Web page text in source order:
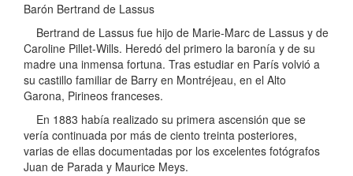
Barón Bertrand de Lassus
Bertrand de Lassus fue hijo de Marie-Marc de Lassus y de
Caroline Pillet-Wills. Heredó del primero la baronía y de su
madre una inmensa fortuna. Tras estudiar en París volvió a
su castillo familiar de Barry en Montréjeau, en el Alto
Garona, Pirineos franceses.
En 1883 había realizado su primera ascensión que se
vería continuada por más de ciento treinta posteriores,
varias de ellas documentadas por los excelentes fotógrafos
Juan de Parada y Maurice Meys.